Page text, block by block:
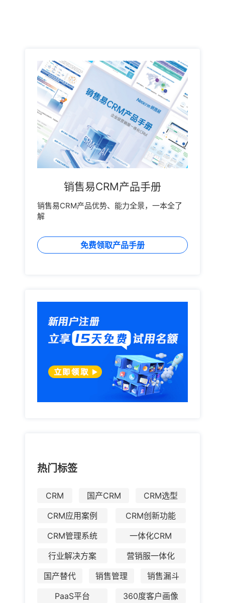
销售易CRM产品手册
销售易CRM产品优势、能力全景，一本全了
解
免费领取产品手册
热门标签
CRM 国产CRM
CRM选型
CRM应用案例
CRM创新功能
CRM管理系统
一体化CRM
行业解决方案
营销服一体化
国产替代
销售管理
销售漏斗
PaaS平台
360度客户画像